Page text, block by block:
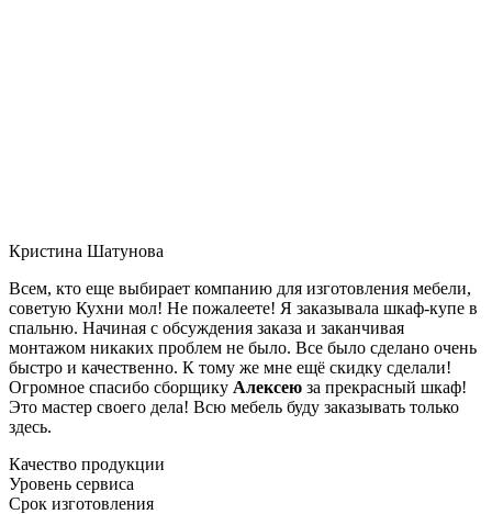
Кристина Шатунова
Всем, кто еще выбирает компанию для изготовления мебели,
советую Кухни мол! Не пожалеете! Я заказывала шкаф-купе в
спальню. Начиная с обсуждения заказа и заканчивая
монтажом никаких проблем не было. Все было сделано очень
быстро и качественно. К тому же мне ещё скидку сделали!
Огромное спасибо сборщику Алексею за прекрасный шкаф!
Это мастер своего дела! Всю мебель буду заказывать только
здесь.
Качество продукции
Уровень сервиса
Срок изготовления